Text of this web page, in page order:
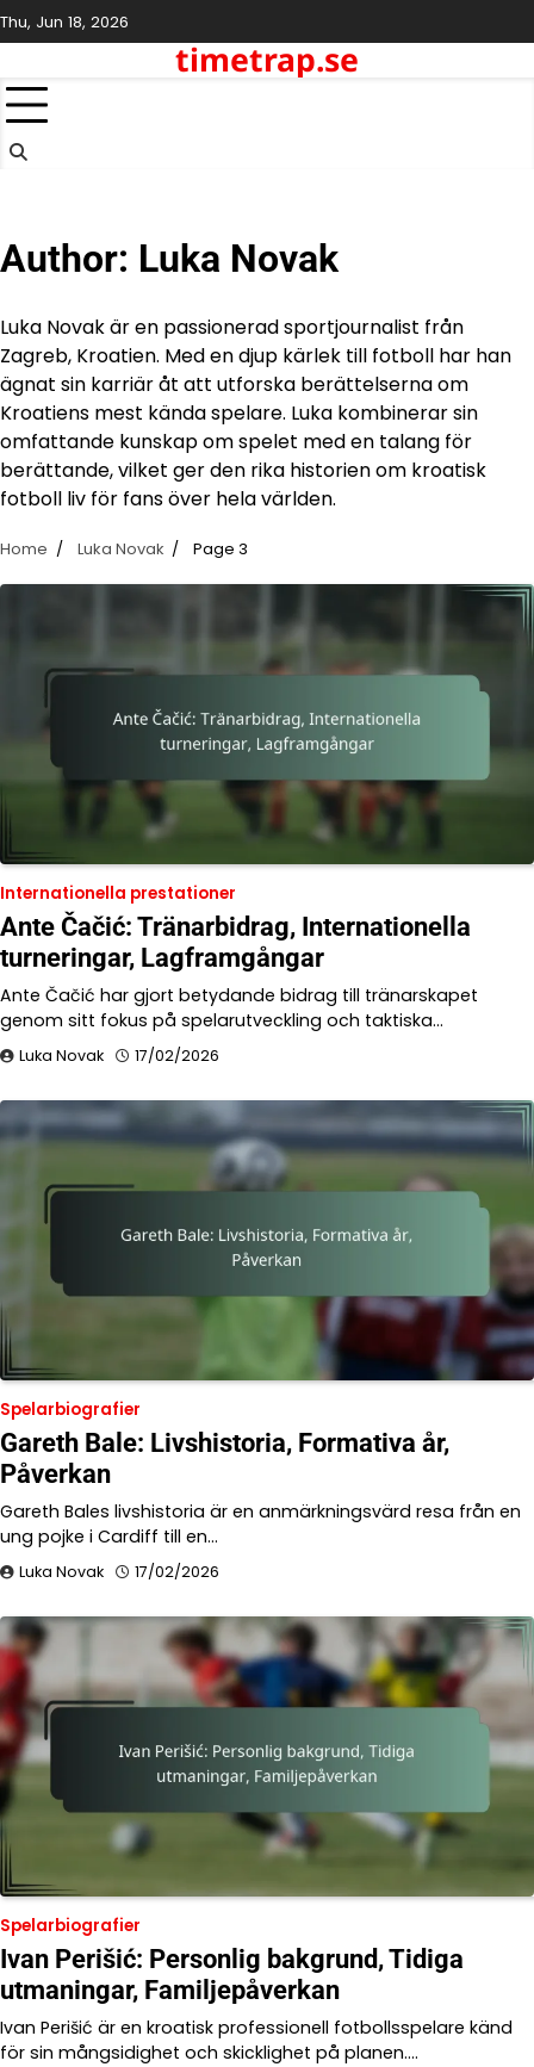
Skip
to
Thu, Jun 18, 2026
timetrap.se
Author: Luka Novak
Luka Novak är en passionerad sportjournalist från
Zagreb, Kroatien. Med en djup kärlek till fotboll har han
ägnat sin karriär åt att utforska berättelserna om
Kroatiens mest kända spelare. Luka kombinerar sin
omfattande kunskap om spelet med en talang för
berättande, vilket ger den rika historien om kroatisk
fotboll liv för fans över hela världen.
Home Luka Novak Page 3
Internationella prestationer
Ante Čačić: Tränarbidrag, Internationella
turneringar, Lagframgångar
Ante Čačić har gjort betydande bidrag till tränarskapet
genom sitt fokus på spelarutveckling och taktiska…
Luka Novak 17/02/2026
Spelarbiografier
Gareth Bale: Livshistoria, Formativa år,
Påverkan
Gareth Bales livshistoria är en anmärkningsvärd resa från en
ung pojke i Cardiff till en…
Luka Novak 17/02/2026
Spelarbiografier
Ivan Perišić: Personlig bakgrund, Tidiga
utmaningar, Familjepåverkan
Ivan Perišić är en kroatisk professionell fotbollsspelare känd
för sin mångsidighet och skicklighet på planen.…